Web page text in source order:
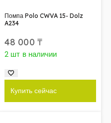
Помпа Polo CWVA 15- Dolz
A234
48 000 ₸
2 шт в наличии
Купить сейчас